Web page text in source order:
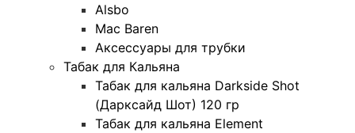
Alsbo
Mac Baren
Аксессуары для трубки
Табак для Кальяна
Табак для кальяна Darkside Shot
(Дарксайд Шот) 120 гр
Табак для кальяна Element